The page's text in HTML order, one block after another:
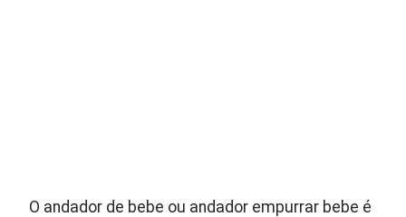
O andador de bebe ou andador empurrar bebe é